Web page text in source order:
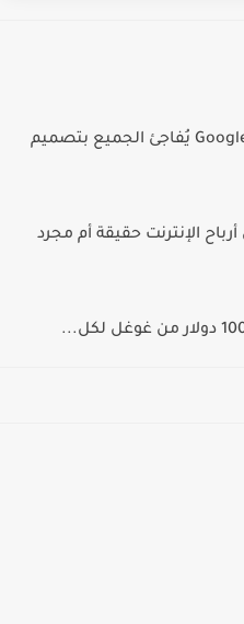
تطبيق محفظة قوقل Google Wallet يُفاجئ الجميع بتصميم
الإنترنت حقيقة أم مجرد